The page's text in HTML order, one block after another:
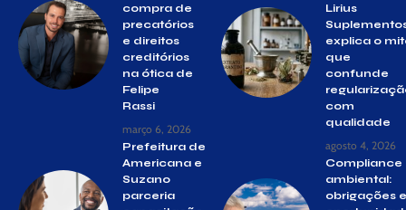
compra de
precatórios
e direitos
creditórios
na ótica de
Felipe
Rassi
março 6, 2026
Prefeitura de
Americana e
Suzano
parceria
Lirius
explica o
que
confunde
com
qualidade
agosto 4, 2026
Compliance
ambiental:
obrigações e